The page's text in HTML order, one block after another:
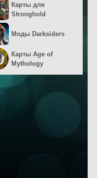
Карты для
Stronghold
Моды Darksiders
Карты Age of
Mythology